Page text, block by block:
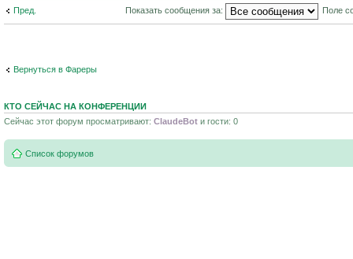
Пред. Показать сообщения за: Поле
Вернуться в Фареры
КТО СЕЙЧАС НА КОНФЕРЕНЦИИ
Сейчас этот форум просматривают: ClaudeBot и гости: 0
Список форумов